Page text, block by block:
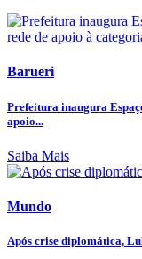
Barueri
Prefeitura inaugura
apoio...
Saiba Mais
Mundo
Após crise diplomática,